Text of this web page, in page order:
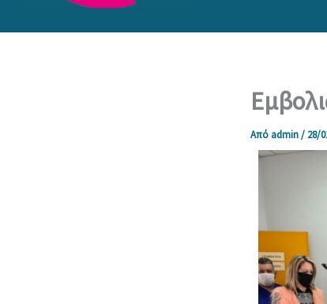
Από admin/ 28/